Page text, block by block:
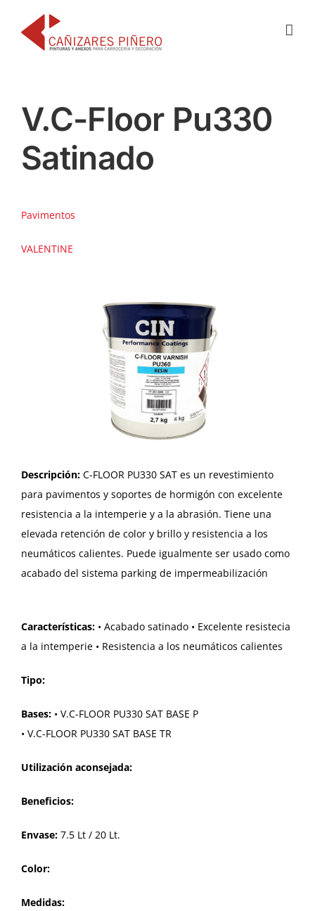
contenido
V.C-Floor Pu330
Satinado
Pavimentos
VALENTINE
Descripción: C-FLOOR PU330 SAT es un revestimiento
para pavimentos y soportes de hormigón con excelente
resistencia a la intemperie y a la abrasión. Tiene una
elevada retención de color y brillo y resistencia a los
neumáticos calientes. Puede igualmente ser usado como
acabado del sistema parking de impermeabilización
Características: • Acabado satinado • Excelente resistecia
a la intemperie • Resistencia a los neumáticos calientes
Tipo:
Bases: • V.C-FLOOR PU330 SAT BASE P
• V.C-FLOOR PU330 SAT BASE TR
Utilización aconsejada:
Beneficios:
Envase: 7.5 Lt / 20 Lt.
Color:
Medidas: